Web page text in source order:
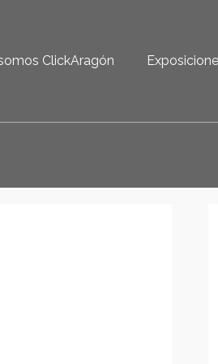
ClickAragón